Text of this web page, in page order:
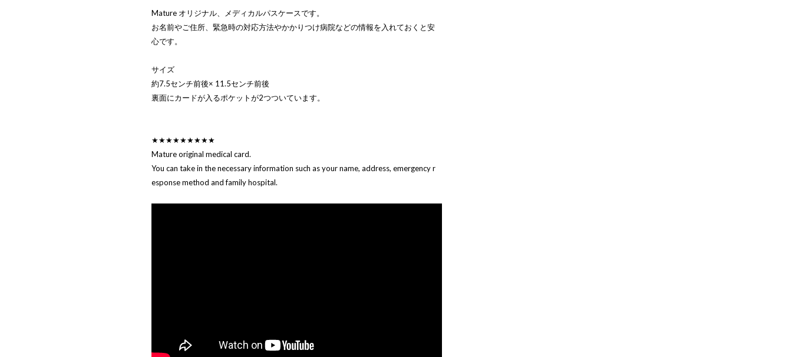
Mature オリジナル、メディカルパスケースです。
お名前やご住所、緊急時の対応方法やかかりつけ病院などの情報を入れておくと安
心です。
サイズ
約7.5センチ前後× 11.5センチ前後
裏面にカードが入るポケットが2つついています。
★★★★★★★★★
Mature original medical card.
You can take in the necessary information such as your name, address, emergency r
esponse method and family hospital.